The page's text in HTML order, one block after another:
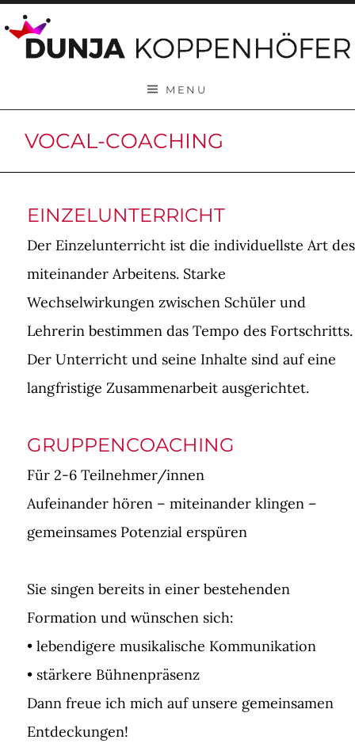
Skip to content
MENU
VOCAL-COACHING
EINZELUNTERRICHT
Der Einzelunterricht ist die individuellste Art des
miteinander Arbeitens. Starke
Wechselwirkungen zwischen Schüler und
Lehrerin bestimmen das Tempo des Fortschritts.
Der Unterricht und seine Inhalte sind auf eine
langfristige Zusammenarbeit ausgerichtet.
GRUPPENCOACHING
Für 2-6 Teilnehmer/innen
Aufeinander hören – miteinander klingen –
gemeinsames Potenzial erspüren
Sie singen bereits in einer bestehenden
Formation und wünschen sich:
• lebendigere musikalische Kommunikation
• stärkere Bühnenpräsenz
Dann freue ich mich auf unsere gemeinsamen
Entdeckungen!